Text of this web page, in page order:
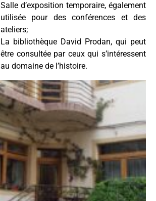
Salle d’exposition temporaire, également
utilisée pour des conférences et des
ateliers;
La bibliothèque David Prodan, qui peut
être consultée par ceux qui s’intéressent
au domaine de l’histoire.